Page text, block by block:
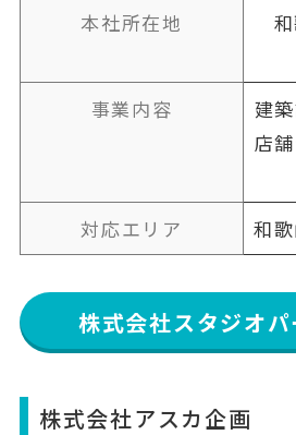
本社所在地
事業内容
建
店
対応エリア
和
株式会社スタジオ
株式会社アスカ企画